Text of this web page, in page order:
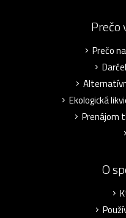
Prečo
Prečo
Ekologická
Prenájom
O